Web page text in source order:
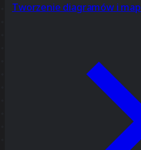
Tworzenie diagramów i map